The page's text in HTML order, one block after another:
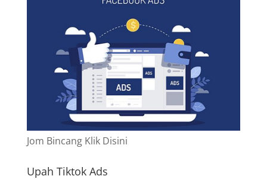
Jom Bincang Klik Disini
Upah Tiktok Ads